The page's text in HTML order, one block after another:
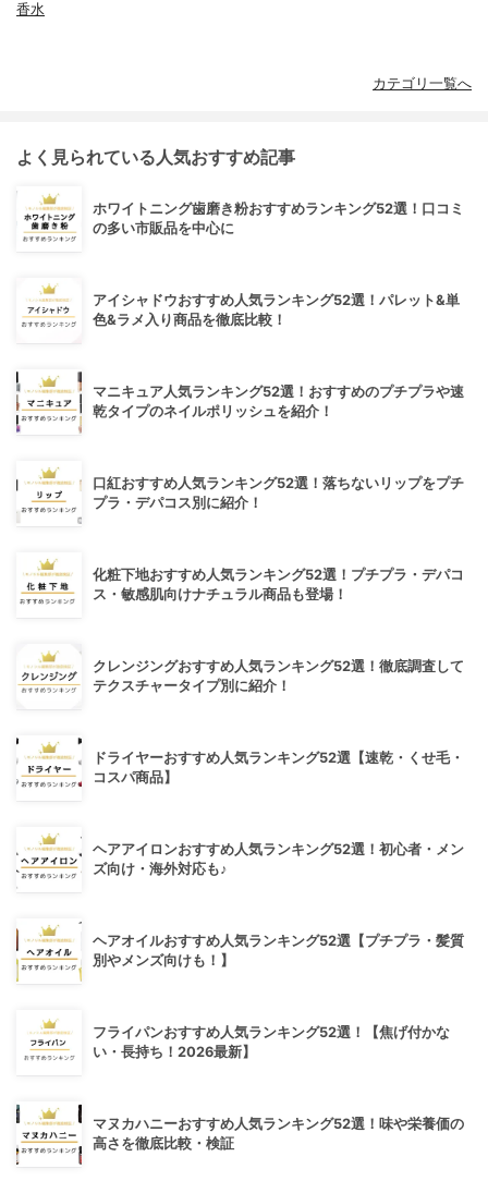
香水
カテゴリ一覧へ
よく見られている人気おすすめ記事
ホワイトニング歯磨き粉おすすめランキング52選！口コミ
の多い市販品を中心に
アイシャドウおすすめ人気ランキング52選！パレット&単
色&ラメ入り商品を徹底比較！
マニキュア人気ランキング52選！おすすめのプチプラや速
乾タイプのネイルポリッシュを紹介！
口紅おすすめ人気ランキング52選！落ちないリップをプチ
プラ・デパコス別に紹介！
化粧下地おすすめ人気ランキング52選！プチプラ・デパコ
ス・敏感肌向けナチュラル商品も登場！
クレンジングおすすめ人気ランキング52選！徹底調査して
テクスチャータイプ別に紹介！
ドライヤーおすすめ人気ランキング52選【速乾・くせ毛・
コスパ商品】
ヘアアイロンおすすめ人気ランキング52選！初心者・メン
ズ向け・海外対応も♪
ヘアオイルおすすめ人気ランキング52選【プチプラ・髪質
別やメンズ向けも！】
フライパンおすすめ人気ランキング52選！【焦げ付かな
い・長持ち！2026最新】
マヌカハニーおすすめ人気ランキング52選！味や栄養価の
高さを徹底比較・検証